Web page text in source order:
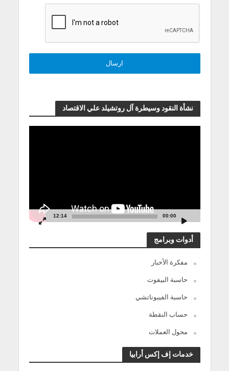
نشأة النقود وسيطرة آل روتشيلد علي الاقتصاد
00:00
12:14
أدوات وبرامج
مفكرة الأخبار
حاسبة البيفوت
حاسبة الفيبوناتشي
حساب النقطة
محول العملات
خدمات إف إكس أرابيا